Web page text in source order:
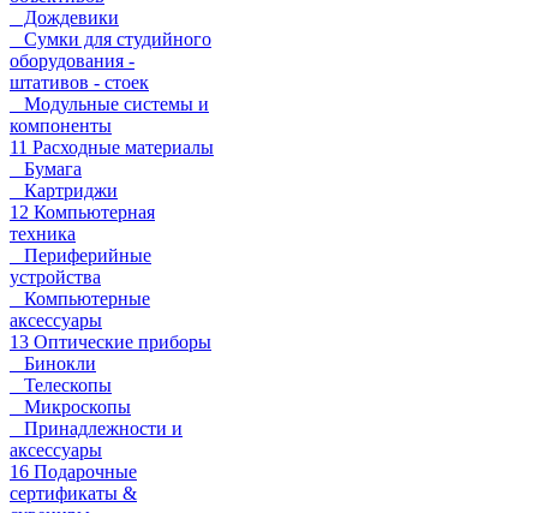
Дождевики
Сумки для студийного
оборудования -
штативов - стоек
Модульные системы и
компоненты
11 Расходные материалы
Бумага
Картриджи
12 Компьютерная
техника
Периферийные
устройства
Компьютерные
аксессуары
13 Оптические приборы
Бинокли
Телескопы
Микроскопы
Принадлежности и
аксессуары
16 Подарочные
сертификаты &